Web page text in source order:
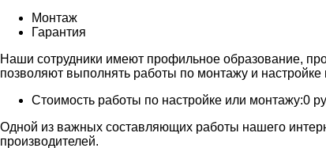
Монтаж
Гарантия
Наши сотрудники имеют профильное образование,
позволяют выполнять работы по монтажу и настройке
Стоимость работы по настройке или монтажу:0
Одной из важных составляющих работы нашего
производителей.